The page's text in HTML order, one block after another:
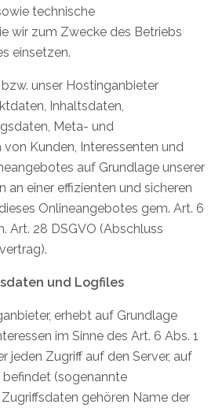
technische
wir zum Zwecke des Betriebs
einsetzen.
unser Hostinganbieter
Inhaltsdaten,
Meta- und
Kunden, Interessenten und
auf Grundlage unserer
an einer effizienten und sicheren
Onlineangebotes gem. Art. 6
Art. 28 DSGVO (Abschluss
und Logfiles
erhebt auf Grundlage
im Sinne des Art. 6 Abs. 1
jeden Zugriff auf den Server, auf
befindet (sogenannte
gehören Name der